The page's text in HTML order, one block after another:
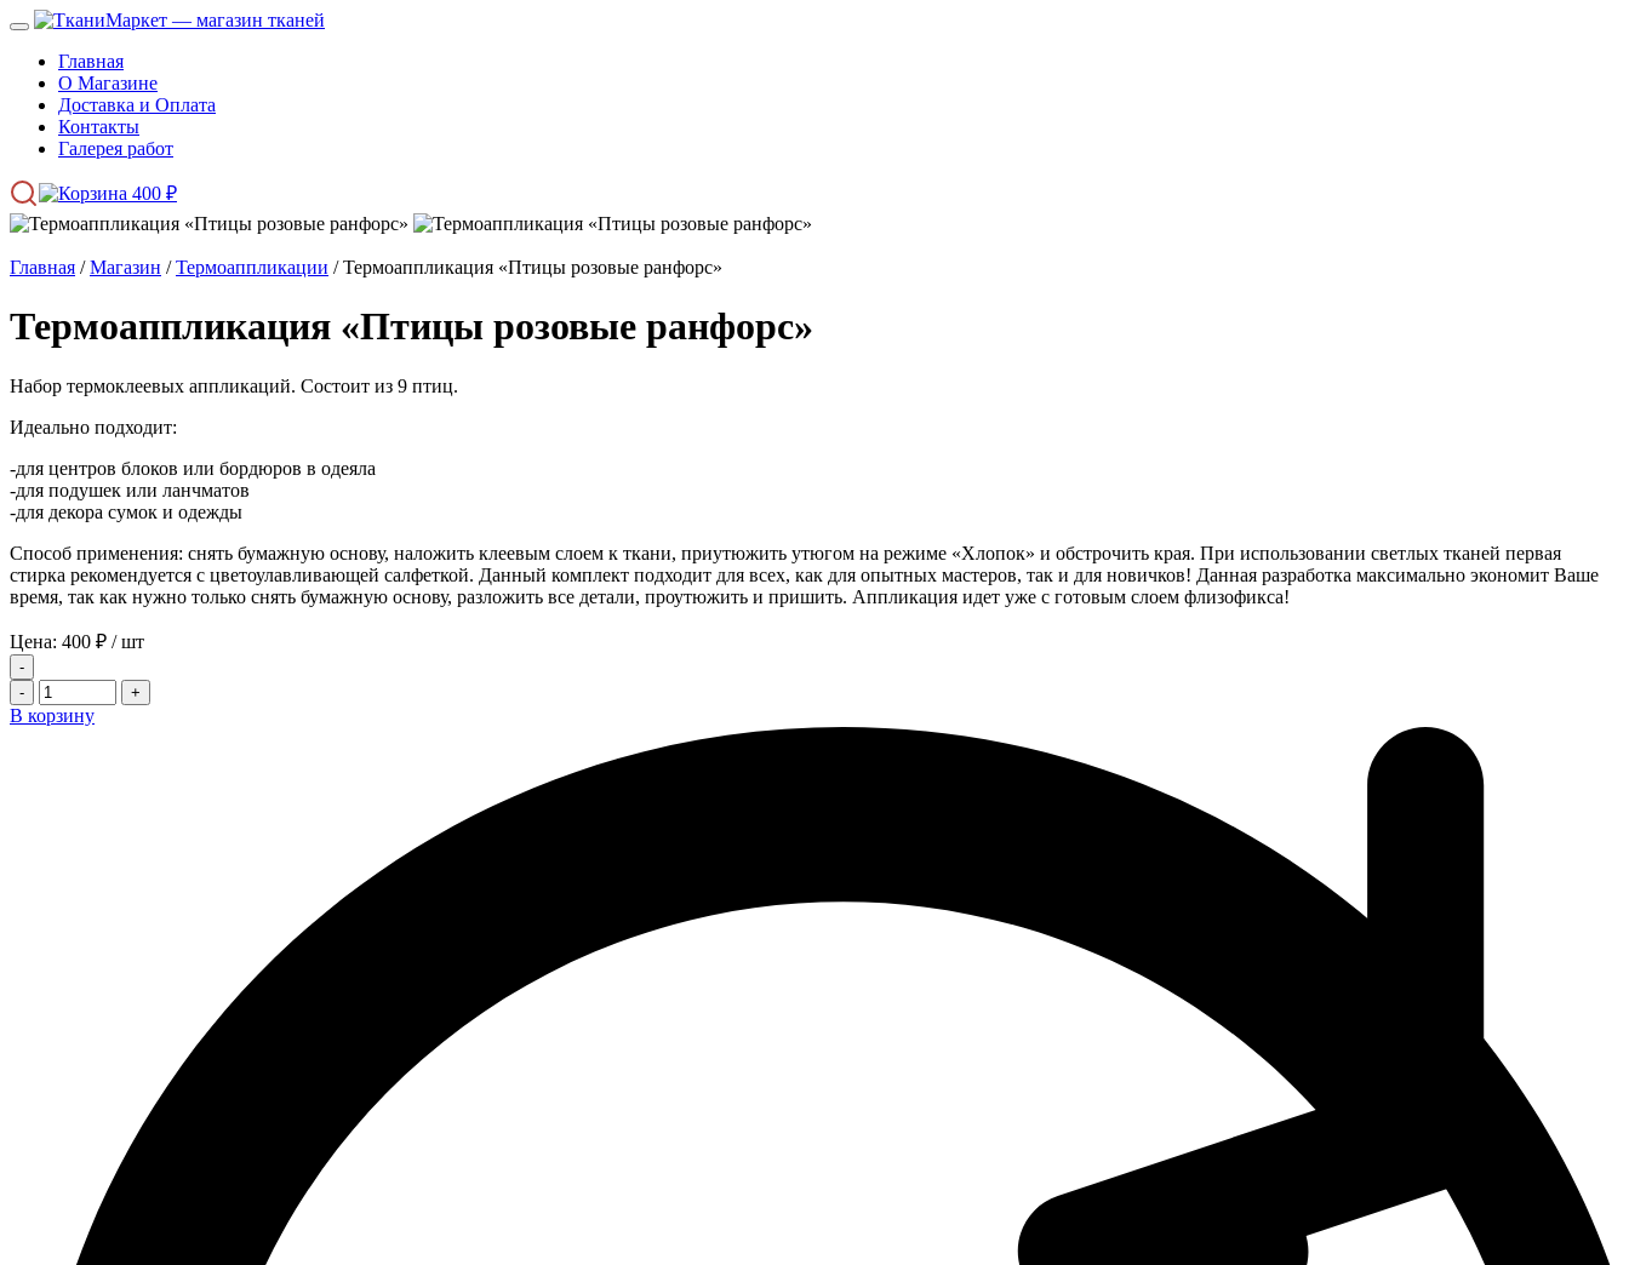
Главная
О Магазине
Доставка и Оплата
Контакты
Галерея работ
400 ₽
Главная /Магазин /Термоаппликации / Термоаппликация «Птицы розовые ранфорс»
Термоаппликация «Птицы розовые ранфорс»
Набор термоклеевых аппликаций. Состоит из 9 птиц.
Идеально подходит:
-для центров блоков или бордюров в одеяла
-для подушек или ланчматов
-для декора сумок и одежды
Способ применения: снять бумажную основу, наложить клеевым слоем к ткани, приутюжить утюгом на режиме «Хлопок» и обстрочить края. При использовании светлых тканей первая
стирка рекомендуется с цветоулавливающей салфеткой. Данный комплект подходит для всех, как для опытных мастеров, так и для новичков! Данная разработка максимально экономит Ваше
время, так как нужно только снять бумажную основу, разложить все детали, проутюжить и пришить. Аппликация идет уже с готовым слоем флизофикса!
Цена: 400 ₽ / шт
-
-
+
В корзину